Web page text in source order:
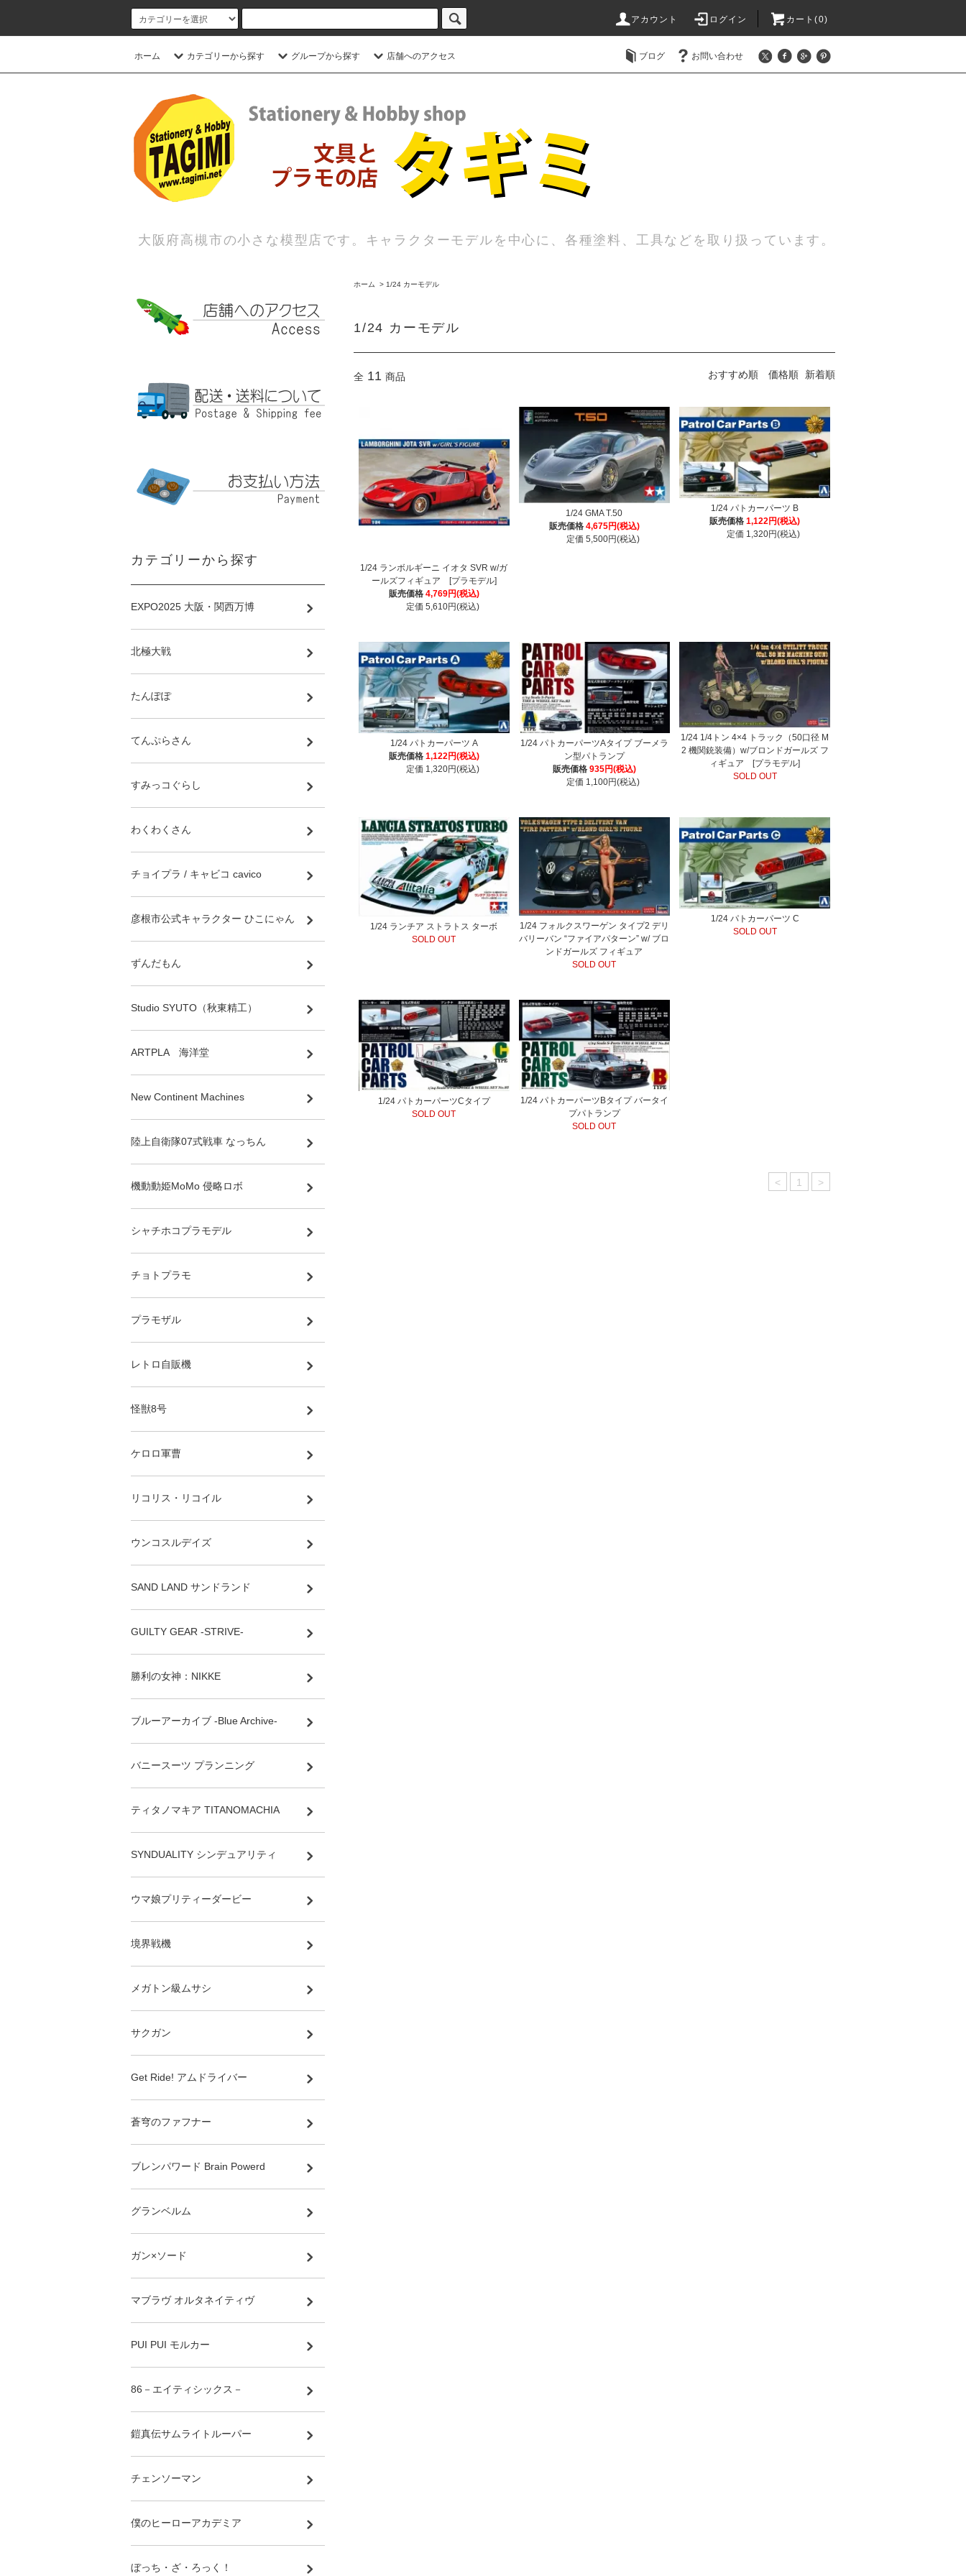
アカウント ログイン カート(0)
ホーム カテゴリーから探す グループから探す 店舗へのアクセス ブログ お問い合わせ
大阪府高槻市の小さな模型店です。キャラクターモデルを中心に、各種塗料、工具などを取り扱っています。
ホーム > 1/24 カーモデル
1/24 カーモデル
全 11 商品 おすすめ順 価格順 新着順
1/24 ランボルギーニ イオタ SVR w/ガ
ールズフィギュア [プラモデル]
販売価格 4,769円(税込)
定価 5,610円(税込)
1/24 GMA T.50
販売価格 4,675円(税込)
定価 5,500円(税込)
1/24 パトカーパーツ B
販売価格1,122円(税込)
定価 1,320円(税込)
1/24 パトカーパーツ A
販売価格 1,122円(税込)
定価 1,320円(税込)
1/24 パトカーパーツAタイプ ブーメラ
ン型パトランプ
販売価格 935円(税込)
定価 1,100円(税込)
1/24 1/4トン 4×4 トラック（50口径 M
2 機関銃装備）w/ブロンドガールズ フ
ィギュア [プラモデル]
SOLD OUT
1/24 ランチア ストラトス ターボ
SOLD OUT
1/24 フォルクスワーゲン タイプ2 デリ
バリーバン “ファイアパターン” w/ ブロ
ンドガールズ フィギュア
SOLD OUT
1/24 パトカーパーツ C
SOLD OUT
1/24 パトカーパーツCタイプ
SOLD OUT
1/24 パトカーパーツBタイプ バータイ
プパトランプ
SOLD OUT
< 1 >
カテゴリーから探す
EXPO2025 大阪・関西万博
北極大戦
たんぽぽ
てんぷらさん
すみっコぐらし
わくわくさん
チョイプラ / キャビコ cavico
彦根市公式キャラクター ひこにゃん
ずんだもん
Studio SYUTO（秋東精工）
ARTPLA 海洋堂
New Continent Machines
陸上自衛隊07式戦車 なっちん
機動動姫MoMo 侵略ロボ
シャチホコプラモデル
チョトプラモ
プラモザル
レトロ自販機
怪獣8号
ケロロ軍曹
リコリス・リコイル
ウンコスルデイズ
SAND LAND サンドランド
GUILTY GEAR -STRIVE-
勝利の女神：NIKKE
ブルーアーカイブ -Blue Archive-
バニースーツ プランニング
ティタノマキア TITANOMACHIA
SYNDUALITY シンデュアリティ
ウマ娘プリティーダービー
境界戦機
メガトン級ムサシ
サクガン
Get Ride! アムドライバー
蒼穹のファフナー
ブレンパワード Brain Powerd
グランベルム
ガン×ソード
マブラヴ オルタネイティヴ
PUI PUI モルカー
86－エイティシックス－
鎧真伝サムライトルーパー
チェンソーマン
僕のヒーローアカデミア
ぼっち・ざ・ろっく！